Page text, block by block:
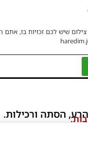
שיש לכם זכויות בו, אתם
הסתה ורכילות.